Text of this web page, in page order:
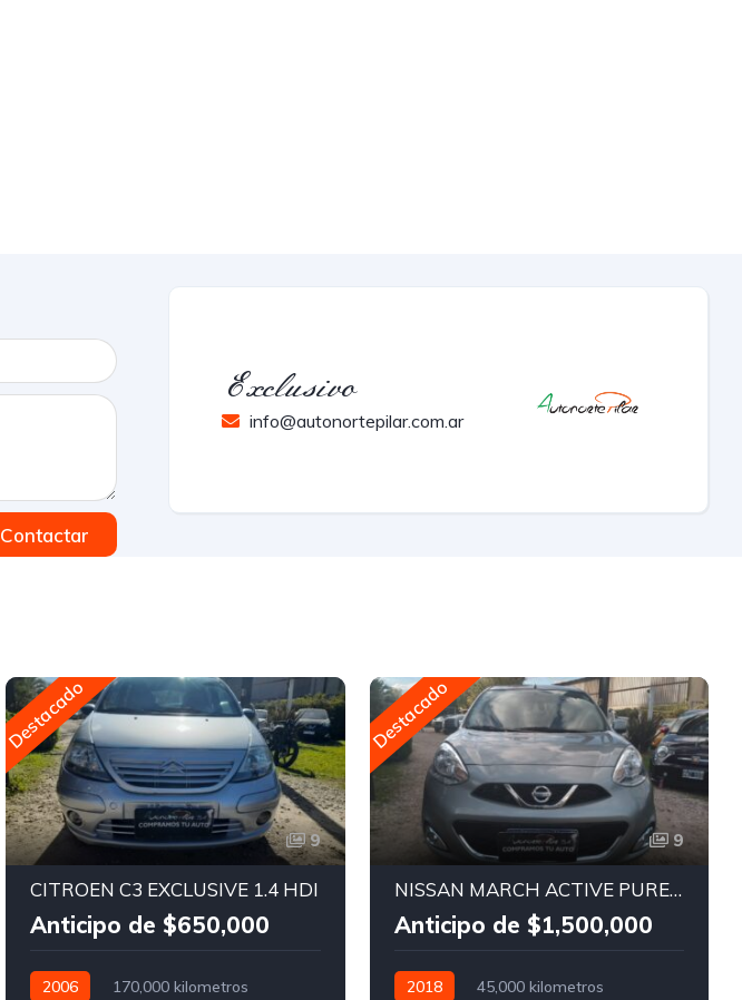
Contactar
Exclusivo
info@autonortepilar.com.ar
Destacado
9
CITROEN C3 EXCLUSIVE 1.4 HDI
Anticipo de $650,000
2006
170,000 kilometros
Destacado
9
NISSAN MARCH ACTIVE PURE DRIVE
Anticipo de $1,500,000
2018
45,000 kilometros